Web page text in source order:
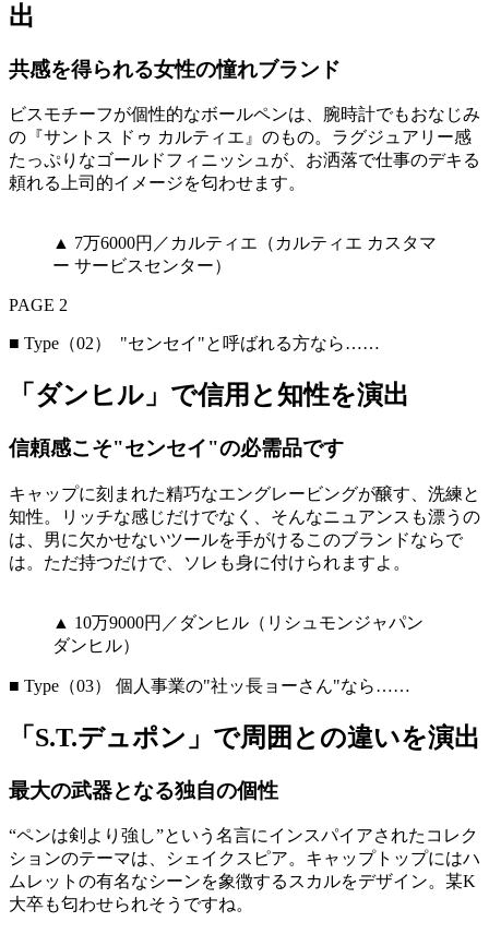
出
共感を得られる女性の憧れブランド
ビスモチーフが個性的なボールペンは、腕時計でもおなじみ
の『サントス ドゥ カルティエ』のもの。ラグジュアリー感
たっぷりなゴールドフィニッシュが、お洒落で仕事のデキる
頼れる上司的イメージを匂わせます。
▲ 7万6000円／カルティエ（カルティエ カスタマ
ー サービスセンター）
PAGE 2
■ Type（02） "センセイ"と呼ばれる方なら……
「ダンヒル」で信用と知性を演出
信頼感こそ"センセイ"の必需品です
キャップに刻まれた精巧なエングレービングが醸す、洗練と
知性。リッチな感じだけでなく、そんなニュアンスも漂うの
は、男に欠かせないツールを手がけるこのブランドならで
は。ただ持つだけで、ソレも身に付けられますよ。
▲ 10万9000円／ダンヒル（リシュモンジャパン
ダンヒル）
■ Type（03） 個人事業の"社ッ長ョーさん"なら……
「S.T.デュポン」で周囲との違いを演出
最大の武器となる独自の個性
“ペンは剣より強し”という名言にインスパイアされたコレク
ションのテーマは、シェイクスピア。キャップトップにはハ
ムレットの有名なシーンを象徴するスカルをデザイン。某K
大卒も匂わせられそうですね。